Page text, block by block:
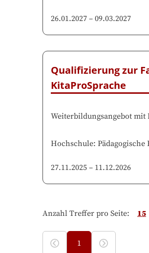
26.01.2027 – 09.03.2027
Qualifizierung zur
KitaProSprache
Weiterbildungsangebot mit
Hochschule:
27.11.2025 – 11.12.2026
Anzahl Treffer pro Seite: 15
1